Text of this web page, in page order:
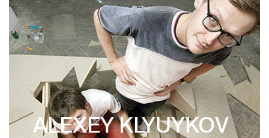
ALEXEY KLYUYKOV